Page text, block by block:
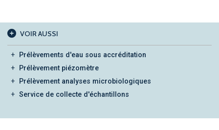
VOIR AUSSI
Prélèvements d'eau sous accréditation
Prélèvement piézomètre
Prélèvement analyses microbiologiques
Service de collecte d'échantillons